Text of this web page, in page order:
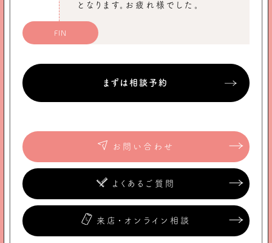
となります。お疲れ様でした。
FIN
まずは相談予約
お問い合わせ
よくあるご質問
来店・オンライン相談